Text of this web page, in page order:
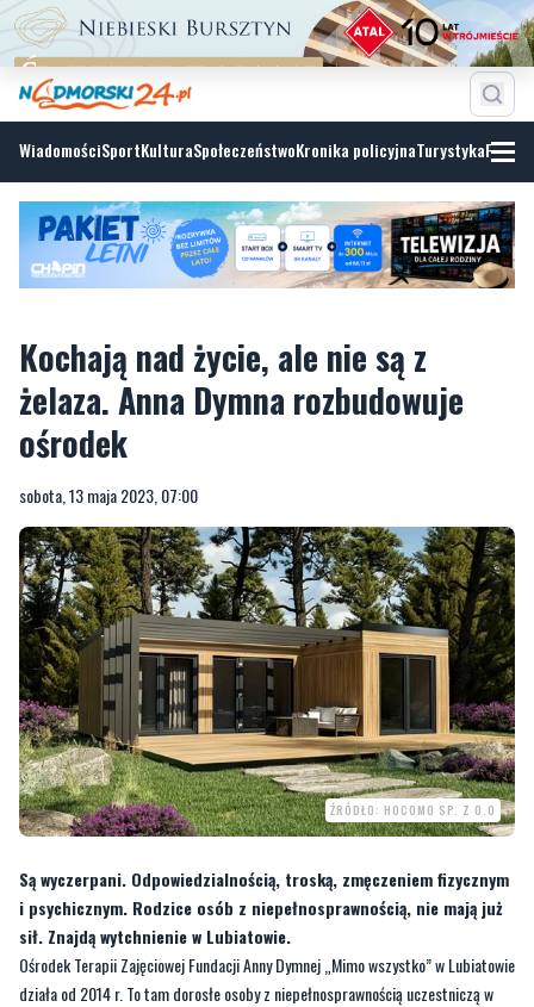
WiadomościSportKulturaSpołeczeństwoKronika policyjnaTurystyka
Kochają nad życie, ale nie są z
ośrodek
sobota, 13 maja 2023, 07:00
ŹRÓDŁO: HOCOMO SP. Z O.O
Są wyczerpani. Odpowiedzialnością, troską, zmęczeniem fizycznym
i psychicznym. Rodzice osób z niepełnosprawnością, nie mają już
Ośrodek Terapii Zajęciowej Fundacji Anny Dymnej „Mimo wszystko” w Lubiatowie
działa od 2014 r. To tam dorosłe osoby z niepełnosprawnością uczestniczą w
zajęciach rehabilitacyjnych i terapii zajęciowej.
Tym razem naprzeciw potrzebom rodziców tych osób wyszli pracownicy
ośrodka. Tuż obok budynku należącego do Fundacji wybudowanych zostanie